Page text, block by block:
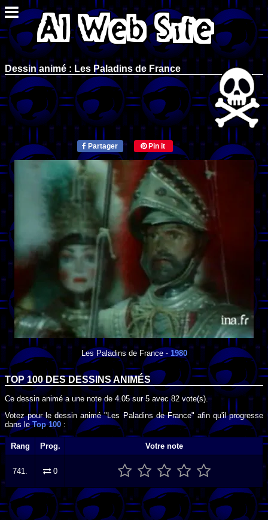
Dessin animé : Les Paladins de France
Partager Pin it
Les Paladins de France- 1980
TOP 100 DESDESSINS ANIMÉS
Ce dessin animé a une note de 4.05sur5 avec82 vote(s).
Votez pour le dessin animé "Les Paladins de France" afin qu'il progresse
dans leTop 100 :
Rang Prog. Votre note
741. 0